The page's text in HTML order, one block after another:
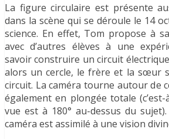
La figure circulaire est présente
dans la scène qui se déroule le 14
science. En effet, Tom propose à
avec d’autres élèves à une
savoir construire un circuit
alors un cercle, le frère et la sœur
circuit. La caméra tourne autour de
également en plongée totale (c’est-
vue est à 180° au-dessus du
caméra est assimilé à une vision